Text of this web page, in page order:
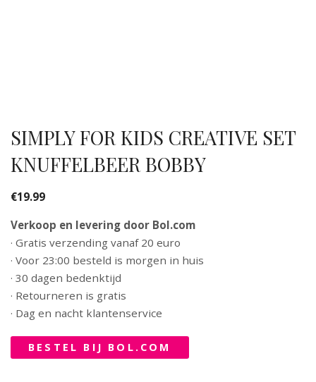
SIMPLY FOR KIDS CREATIVE SET
KNUFFELBEER BOBBY
€19.99
Verkoop en levering door Bol.com
· Gratis verzending vanaf 20 euro
· Voor 23:00 besteld is morgen in huis
· 30 dagen bedenktijd
· Retourneren is gratis
· Dag en nacht klantenservice
BESTEL BIJ BOL.COM